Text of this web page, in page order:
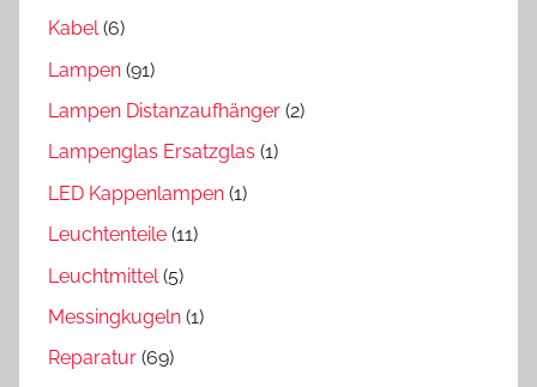
Kabel(6)
Lampen (91)
Lampen Distanzaufhänger (2)
Lampenglas Ersatzglas (1)
LED Kappenlampen (1)
Leuchtenteile (11)
Leuchtmittel (5)
Messingkugeln (1)
Reparatur (69)